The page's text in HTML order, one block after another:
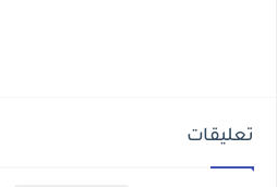
تعليقات